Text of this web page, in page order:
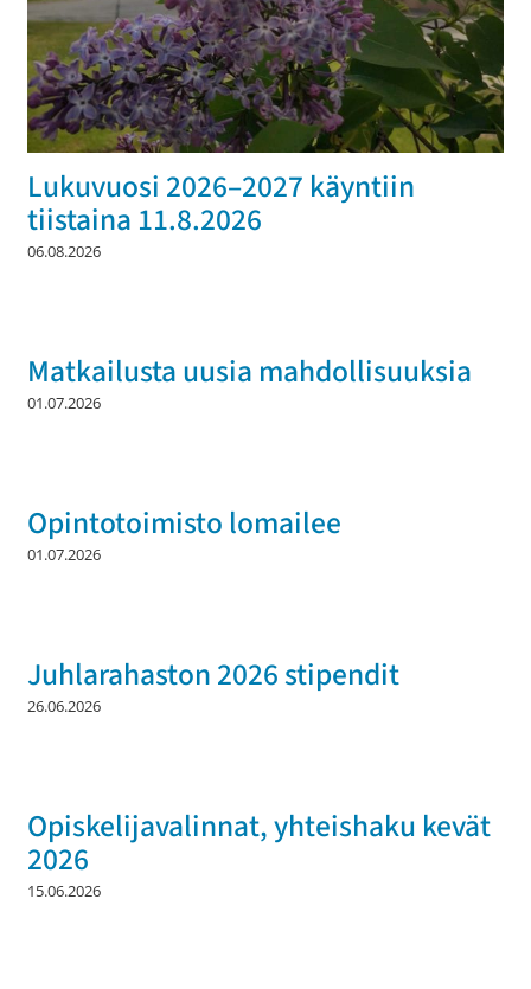
Lukuvuosi 2026–2027 käyntiin
tiistaina 11.8.2026
06.08.2026
Matkailusta uusia mahdollisuuksia
01.07.2026
Opintotoimisto lomailee
01.07.2026
Juhlarahaston 2026 stipendit
26.06.2026
Opiskelijavalinnat, yhteishaku kevät
2026
15.06.2026